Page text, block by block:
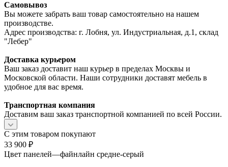
Самовывоз
Вы можете забрать ваш товар самостоятельно на нашем
производстве.
Адрес производства: г. Лобня, ул. Индустриальная, д.1, склад
"Лебер"
Доставка курьером
Ваш заказ доставит наш курьер в пределах Москвы и
Московской области. Наши сотрудники доставят мебель в
удобное для вас время.
Транспортная компания
Доставим ваш заказ транспортной компанией по всей России.
С этим товаром покупают
33 900 ₽
Цвет панелей—файнлайн средне-серый